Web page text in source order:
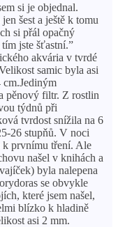
si je objednal.
šest a ještě k tomu
si přál opačný
jste šťastní.”
akvária v tvrdé
samic byla asi
cm.Jediným
pěnový filtr. Z rostlin
týdnů při
tvrdost snížila na 6
26 stupňů. V noci
k prvnímu tření. Ale
našel v knihách a
byla nalepena
se obvykle
které jsem našel,
blízko k hladině
asi 2 mm.